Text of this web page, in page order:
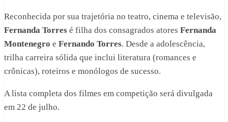
Reconhecida por sua trajetória no teatro, cinema e televisão,
Fernanda Torres é filha dos consagrados atores Fernanda
Montenegro e Fernando Torres. Desde a adolescência,
trilha carreira sólida que inclui literatura (romances e
crônicas), roteiros e monólogos de sucesso.
A lista completa dos filmes em competição será divulgada
em 22 de julho.